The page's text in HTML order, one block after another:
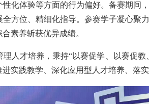
化体验等方面的行为偏好。备赛期间
方位、精细化指导。参赛学子凝心聚
素养斩获优异成绩。
人才培养，秉持“以赛促学、以赛促
实践教学、深化应用型人才培养、落